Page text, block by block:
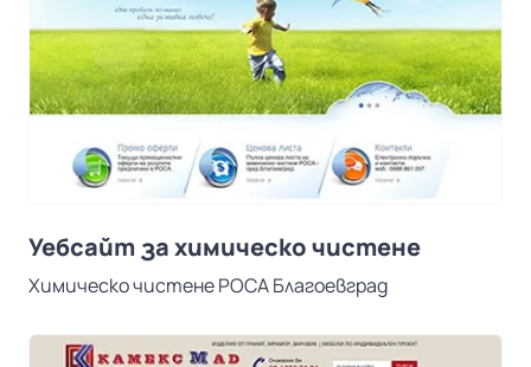
Уебсайт за химическо чистене
Химическо чистене РОСА Благоевград